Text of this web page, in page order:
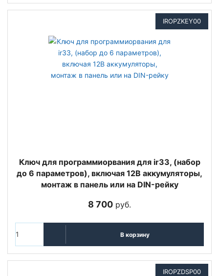
IROPZKEY00
Ключ для программиорвания для ir33, (набор
до 6 параметров), включая 12В аккумуляторы,
монтаж в панель или на DIN-рейку
8 700 руб.
В корзину
IROPZDSP00